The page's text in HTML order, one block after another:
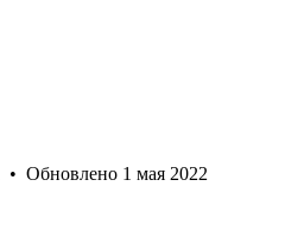
• Обновлено 1 мая 2022